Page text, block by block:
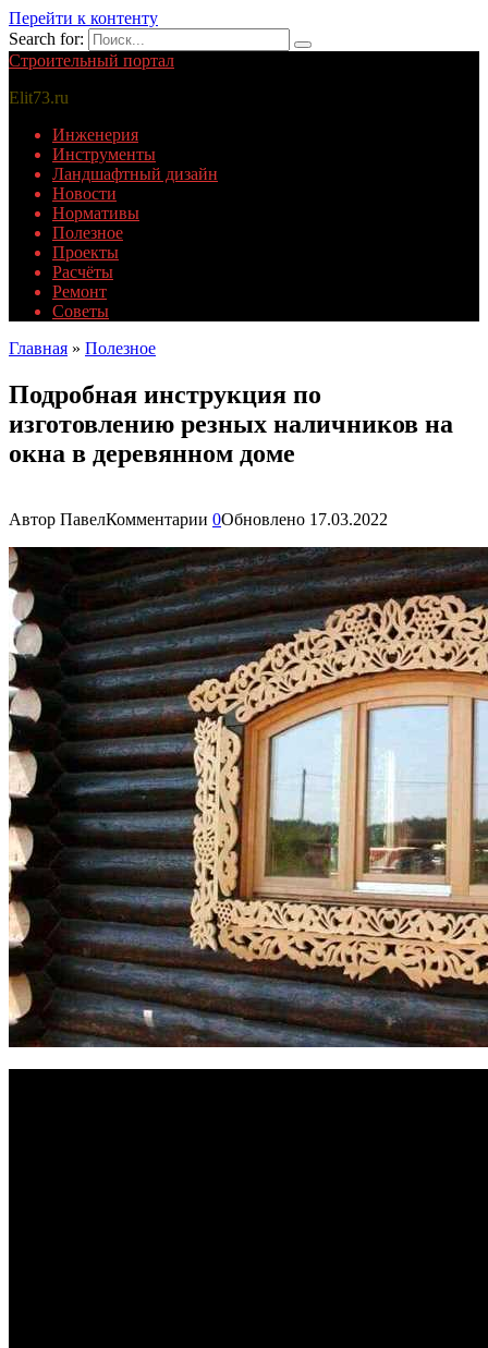
Перейти к контенту
Search for:
Строительный портал
Elit73.ru
Инженерия
Инструменты
Ландшафтный дизайн
Новости
Нормативы
Полезное
Проекты
Расчёты
Ремонт
Советы
Главная » Полезное
Подробная инструкция по
изготовлению резных наличников на
окна в деревянном доме
Автор ПавелКомментарии 0Обновлено 17.03.2022